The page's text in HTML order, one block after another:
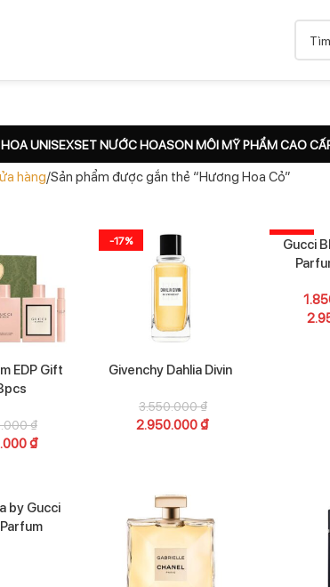
UNISEXSET NƯỚC HOASON MÔI MỸ PHẨM CAO
hàng Sản phẩm được gắn thẻ “Hương Hoa Cỏ”
EDP Gift
₫
₫
-17%
Givenchy Dahlia Divin
3.550.000₫
2.950.000₫
-24%
Gucci
by Gucci